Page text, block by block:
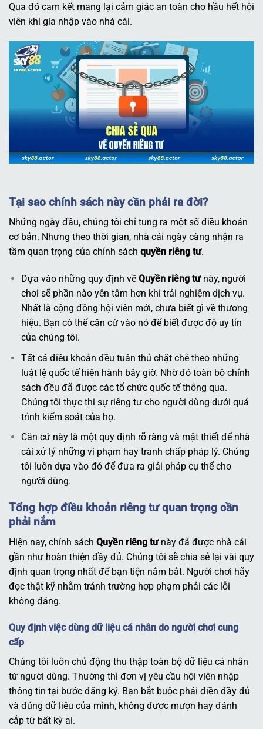
Qua đó cam kết mang lại cảm giác an toàn cho hầu hết hội
viên khi gia nhập vào nhà cái.
Tại sao chính sách này cần phải ra đời?
Những ngày đầu, chúng tôi chỉ tung ra một số điều khoản
cơ bản. Nhưng theo thời gian, nhà cái ngày càng nhận ra
tầm quan trọng của chính sách quyền riêng tư.
Dựa vào những quy định về Quyền riêng tư này, người
chơi sẽ phần nào yên tâm hơn khi trải nghiệm dịch vụ.
Nhất là cộng đồng hội viên mới, chưa biết gì về thương
hiệu. Bạn có thể căn cứ vào nó để biết được độ uy tín
của chúng tôi.
Tất cả điều khoản đều tuân thủ chặt chẽ theo những
luật lệ quốc tế hiện hành bây giờ. Nhờ đó toàn bộ chính
sách đều đã được các tổ chức quốc tế thông qua.
Chúng tôi thực thi sự riêng tư cho người dùng dưới quá
trình kiểm soát của họ.
Căn cứ này là một quy định rõ ràng và mật thiết để nhà
cái xử lý những vi phạm hay tranh chấp pháp lý. Chúng
tôi luôn dựa vào đó để đưa ra giải pháp cụ thể cho
người dùng.
Tổng hợp điều khoản riêng tư quan trọng cần
phải nắm
Hiện nay, chính sách Quyền riêng tưnày đã được nhà cái
gần như hoàn thiện đầy đủ. Chúng tôi sẽ chia sẻ lại vài quy
định quan trọng nhất để bạn tiện nắm bắt. Người chơi hãy
đọc thật kỹ nhằm tránh trường hợp phạm phải các lỗi
không đáng.
Quy định việc dùng dữ liệu cá nhân do người chơi cung
cấp
Chúng tôi luôn chủ động thu thập toàn bộ dữ liệu cá nhân
từ người dùng. Thường thì đơn vị yêu cầu hội viên nhập
thông tin tại bước đăng ký. Bạn bắt buộc phải điền đầy đủ
và đúng dữ liệu của mình, không được mượn hay đánh
cắp từ bất kỳ ai.